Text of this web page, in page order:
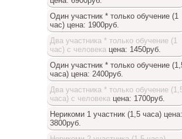
Один участник * только обучение (1
час)цена: 1900руб.
Два участника * только обучение (1
час) с человекацена: 1450руб.
Один участник * только обучение
часа) цена: 2400руб.
Два участника * только обучение
часа) с человекацена: 1700руб.
Нерикоми 1 участник (1,5 часа)цена:
3800руб.